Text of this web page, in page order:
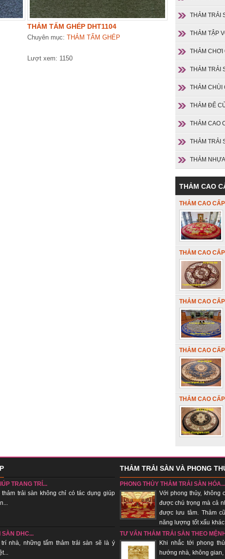
THẢM TẤM GHÉP DHT1104
Chuyên mục: THẢM TẤM GHÉP
Lượt xem: 1150
THẢM TRẢI
THẢM TẬP
THẢM CHƠI
THẢM TRẢI
THẢM CHÙI
THẢM ĐỂ
THẢM CAO
THẢM TRẢI
THẢM
THẢM CAO
THẢM CAO
THẢM CAO
THẢM CAO
THẢM CAO
THẢM CAO
TRANG TRÍ...
thảm trải sàn không chỉ có tác dụng giúp
SÀN DHC...
trí nhà, những tấm thảm trải sàn sẽ là ý
THẢM TRẢI SÀN VÀ PHONG
PHONG THỦY THẢM TRẢI SÀN HÓA...
Với phong thủy,
được chú trọng mà cả
được lưu tâm. Thảm
năng lượng tốt xấu
sẽ tụ khí tốt, xua khí xấu....
TƯ VẤN THẢM TRẢI SÀN THEO
Khi nhắc tới phong
hướng nhà, không